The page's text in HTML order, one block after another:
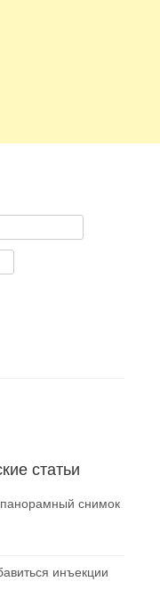
статьи
снимок
инъекции